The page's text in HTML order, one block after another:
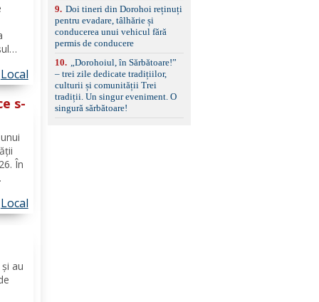
Local
s-
În
de
Local
au
9. Doi tineri din Dorohoi reținuți
pentru evadare, tâlhărie și
conducerea unui vehicul fără
permis de conducere
10.
„Dorohoiul, în Sărbătoare!”
– trei zile dedicate tradițiilor,
culturii și comunității Trei
tradiții. Un singur eveniment. O
singură sărbătoare!